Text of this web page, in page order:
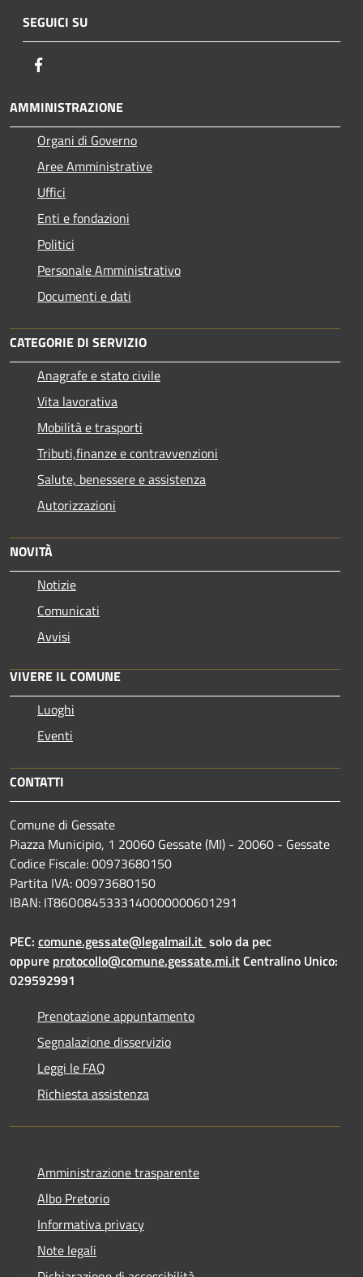
SEGUICI SU
AMMINISTRAZIONE
Organi di Governo
Aree Amministrative
Uffici
Enti e fondazioni
Politici
Personale Amministrativo
Documenti e dati
CATEGORIE DI SERVIZIO
Anagrafe e stato civile
Vita lavorativa
Mobilità e trasporti
Tributi,finanze e contravvenzioni
Salute, benessere e assistenza
Autorizzazioni
NOVITÀ
Notizie
Comunicati
Avvisi
VIVERE IL COMUNE
Luoghi
Eventi
CONTATTI
Comune di Gessate
Piazza Municipio, 1 20060 Gessate (MI) - 20060 - Gessate
Codice Fiscale: 00973680150
Partita IVA: 00973680150
IBAN: IT86O0845333140000000601291
PEC: comune.gessate@legalmail.it solo da pec
oppure protocollo@comune.gessate.mi.itCentralino Unico:
029592991
Prenotazione appuntamento
Segnalazione disservizio
Leggi le FAQ
Richiesta assistenza
Amministrazione trasparente
Albo Pretorio
Informativa privacy
Note legali